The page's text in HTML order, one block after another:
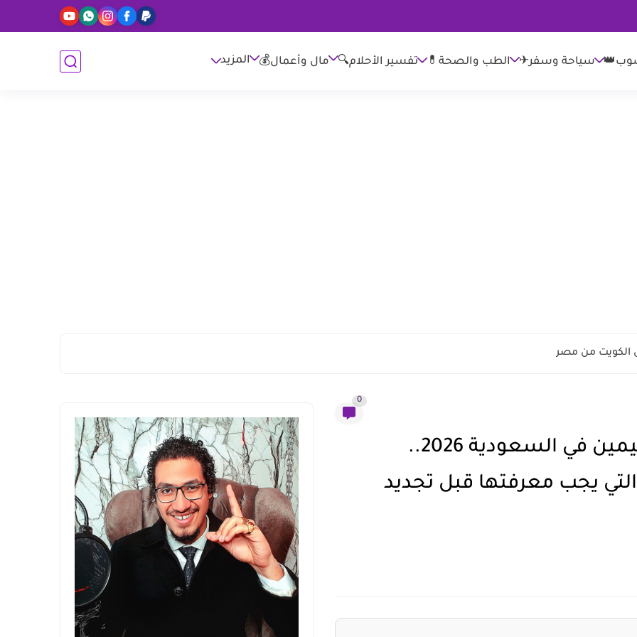
سياحة وسفر✈ الطب والصحة💊 تفسير الأحلام🔍 مال وأعمال💰 المزيد
الكويت من مصر
0
شروط تأمين بوبا العائلي للمقيمين في السعودية 2026..
التي يجب معرفتها قبل تجديد